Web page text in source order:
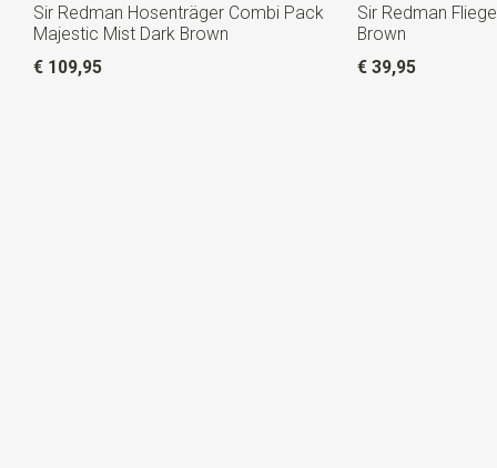
Sir Redman Hosenträger Combi Pack
Majestic Mist Dark Brown
€ 109,95
Sir Redman
Brown
€ 39,95